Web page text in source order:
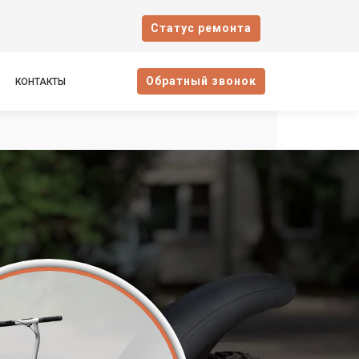
Cтатус ремонта
КОНТАКТЫ Oбратный звонок